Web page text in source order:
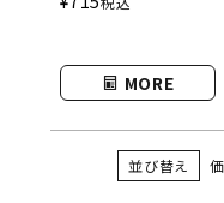
MORE
並び替え